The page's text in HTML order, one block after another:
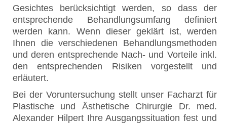
Gesichtes berücksichtigt werden, so dass der
entsprechende Behandlungsumfang definiert
werden kann. Wenn dieser geklärt ist, werden
Ihnen die verschiedenen Behandlungsmethoden
und deren entsprechende Nach- und Vorteile inkl.
den entsprechenden Risiken vorgestellt und
erläutert.
Bei der Voruntersuchung stellt unser Facharzt für
Plastische und Ästhetische Chirurgie Dr. med.
Alexander Hilpert Ihre Ausgangssituation fest und